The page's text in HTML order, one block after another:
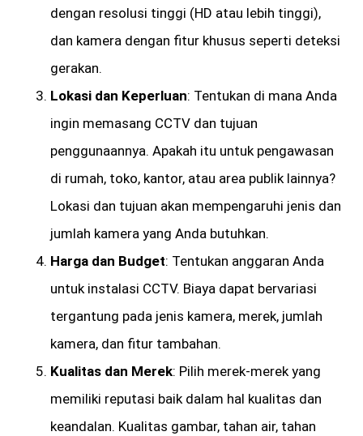
dengan resolusi tinggi (HD atau lebih tinggi),
dan kamera dengan fitur khusus seperti deteksi
gerakan.
Lokasi dan Keperluan: Tentukan di mana Anda
ingin memasang CCTV dan tujuan
penggunaannya. Apakah itu untuk pengawasan
di rumah, toko, kantor, atau area publik lainnya?
Lokasi dan tujuan akan mempengaruhi jenis dan
jumlah kamera yang Anda butuhkan.
Harga dan Budget: Tentukan anggaran Anda
untuk instalasi CCTV. Biaya dapat bervariasi
tergantung pada jenis kamera, merek, jumlah
kamera, dan fitur tambahan.
Kualitas dan Merek: Pilih merek-merek yang
memiliki reputasi baik dalam hal kualitas dan
keandalan. Kualitas gambar, tahan air, tahan